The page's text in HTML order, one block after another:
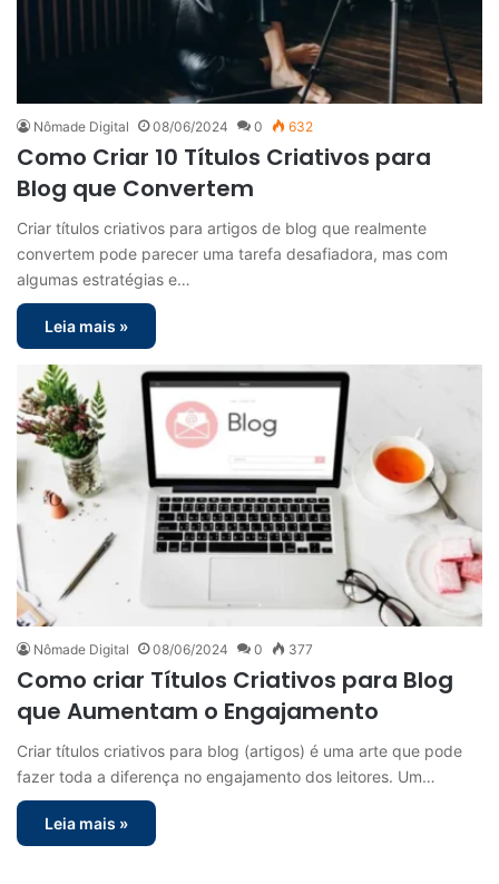
Nômade Digital 08/06/2024 0 632
Como Criar 10 Títulos Criativos para
Blog que Convertem
Criar títulos criativos para artigos de blog que realmente
convertem pode parecer uma tarefa desafiadora, mas com
algumas estratégias e…
Leia mais »
Nômade Digital 08/06/2024 0 377
Como criar Títulos Criativos para Blog
que Aumentam o Engajamento
Criar títulos criativos para blog (artigos) é uma arte que pode
fazer toda a diferença no engajamento dos leitores. Um…
Leia mais »